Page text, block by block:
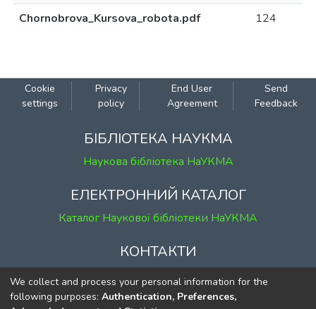
Chornobrova_Kursova_robota.pdf
124
Cookie
settings
Privacy
policy
End User
Agreement
Send
Feedback
БІБЛІОТЕКА НАУКМА
Наукова бібліотека НаУКМА
ЕЛЕКТРОННИЙ КАТАЛОГ
Каталог Наукової бібліотеки НаУКМА
КОНТАКТИ
м. Київ, вул. Григорія Сковороди, 2
к. 1, к. 120
We collect and process your personal information for the
following purposes: Authentication, Preferences,